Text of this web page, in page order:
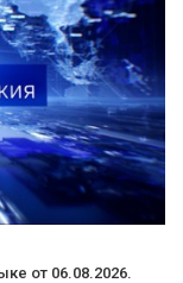
от 06.08.2026.